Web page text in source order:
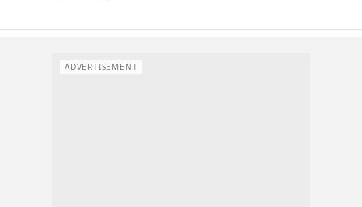
ADVERTISEMENT